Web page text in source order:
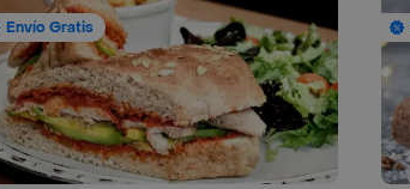
Envío Gratis